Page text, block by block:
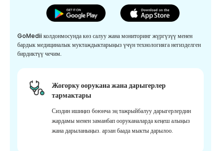
GoMedii колдонмосунда көз салуу жана мониторинг жүргүзүү менен
бардык медициналык муктаждыктарыңыз үчүн технологияга негизделген
бирдиктүү чечим.
Жогорку оорукана жана дарыгерлер
тармактары
Сиздин ишиңиз боюнча эң тажрыйбалуу дарыгерлердин
жардамы менен заманбап ооруканаларда кеңеш алыңыз
жана дарыланыңыз. арзан баада мыкты дарылоо.